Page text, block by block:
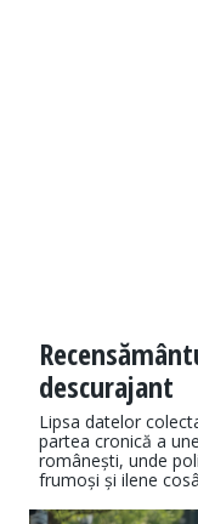
descurajant
Lipsa datelor
partea cronică a
românești, unde
frumoși și ilene